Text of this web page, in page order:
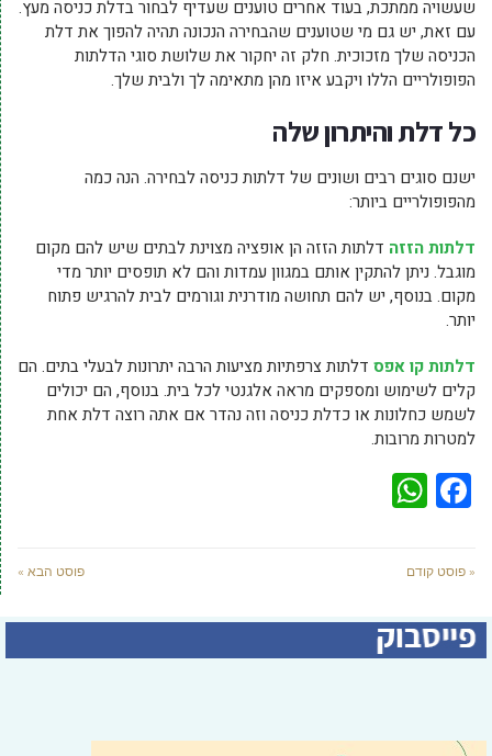
שעשויה ממתכת, בעוד אחרים טוענים שעדיף לבחור בדלת כניסה מעץ.
עם זאת, יש גם מי שטוענים שהבחירה הנכונה תהיה להפוך את דלת
הכניסה שלך מזכוכית. חלק זה יחקור את שלושת סוגי הדלתות
הפופולריים הללו ויקבע איזו מהן מתאימה לך ולבית שלך.
כל דלת והיתרון שלה
ישנם סוגים רבים ושונים של דלתות כניסה לבחירה. הנה כמה
מהפופולריים ביותר:
דלתות הזזה דלתות הזזה הן אופציה מצוינת לבתים שיש להם מקום
מוגבל. ניתן להתקין אותם במגוון עמדות והם לא תופסים יותר מדי
מקום. בנוסף, יש להם תחושה מודרנית וגורמים לבית להרגיש פתוח
יותר.
דלתות קו אפס דלתות צרפתיות מציעות הרבה יתרונות לבעלי בתים. הם
קלים לשימוש ומספקים מראה אלגנטי לכל בית. בנוסף, הם יכולים
לשמש כחלונות או כדלת כניסה וזה נהדר אם אתה רוצה דלת אחת
למטרות מרובות.
Facebook
« פוסט קודם פוסט הבא »